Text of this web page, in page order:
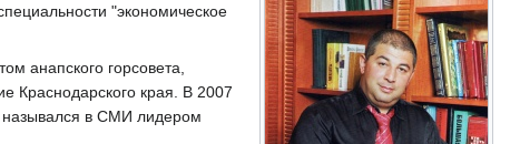
"экономическое
анапского горсовета,
Краснодарского края. В 2007
назывался в СМИ лидером